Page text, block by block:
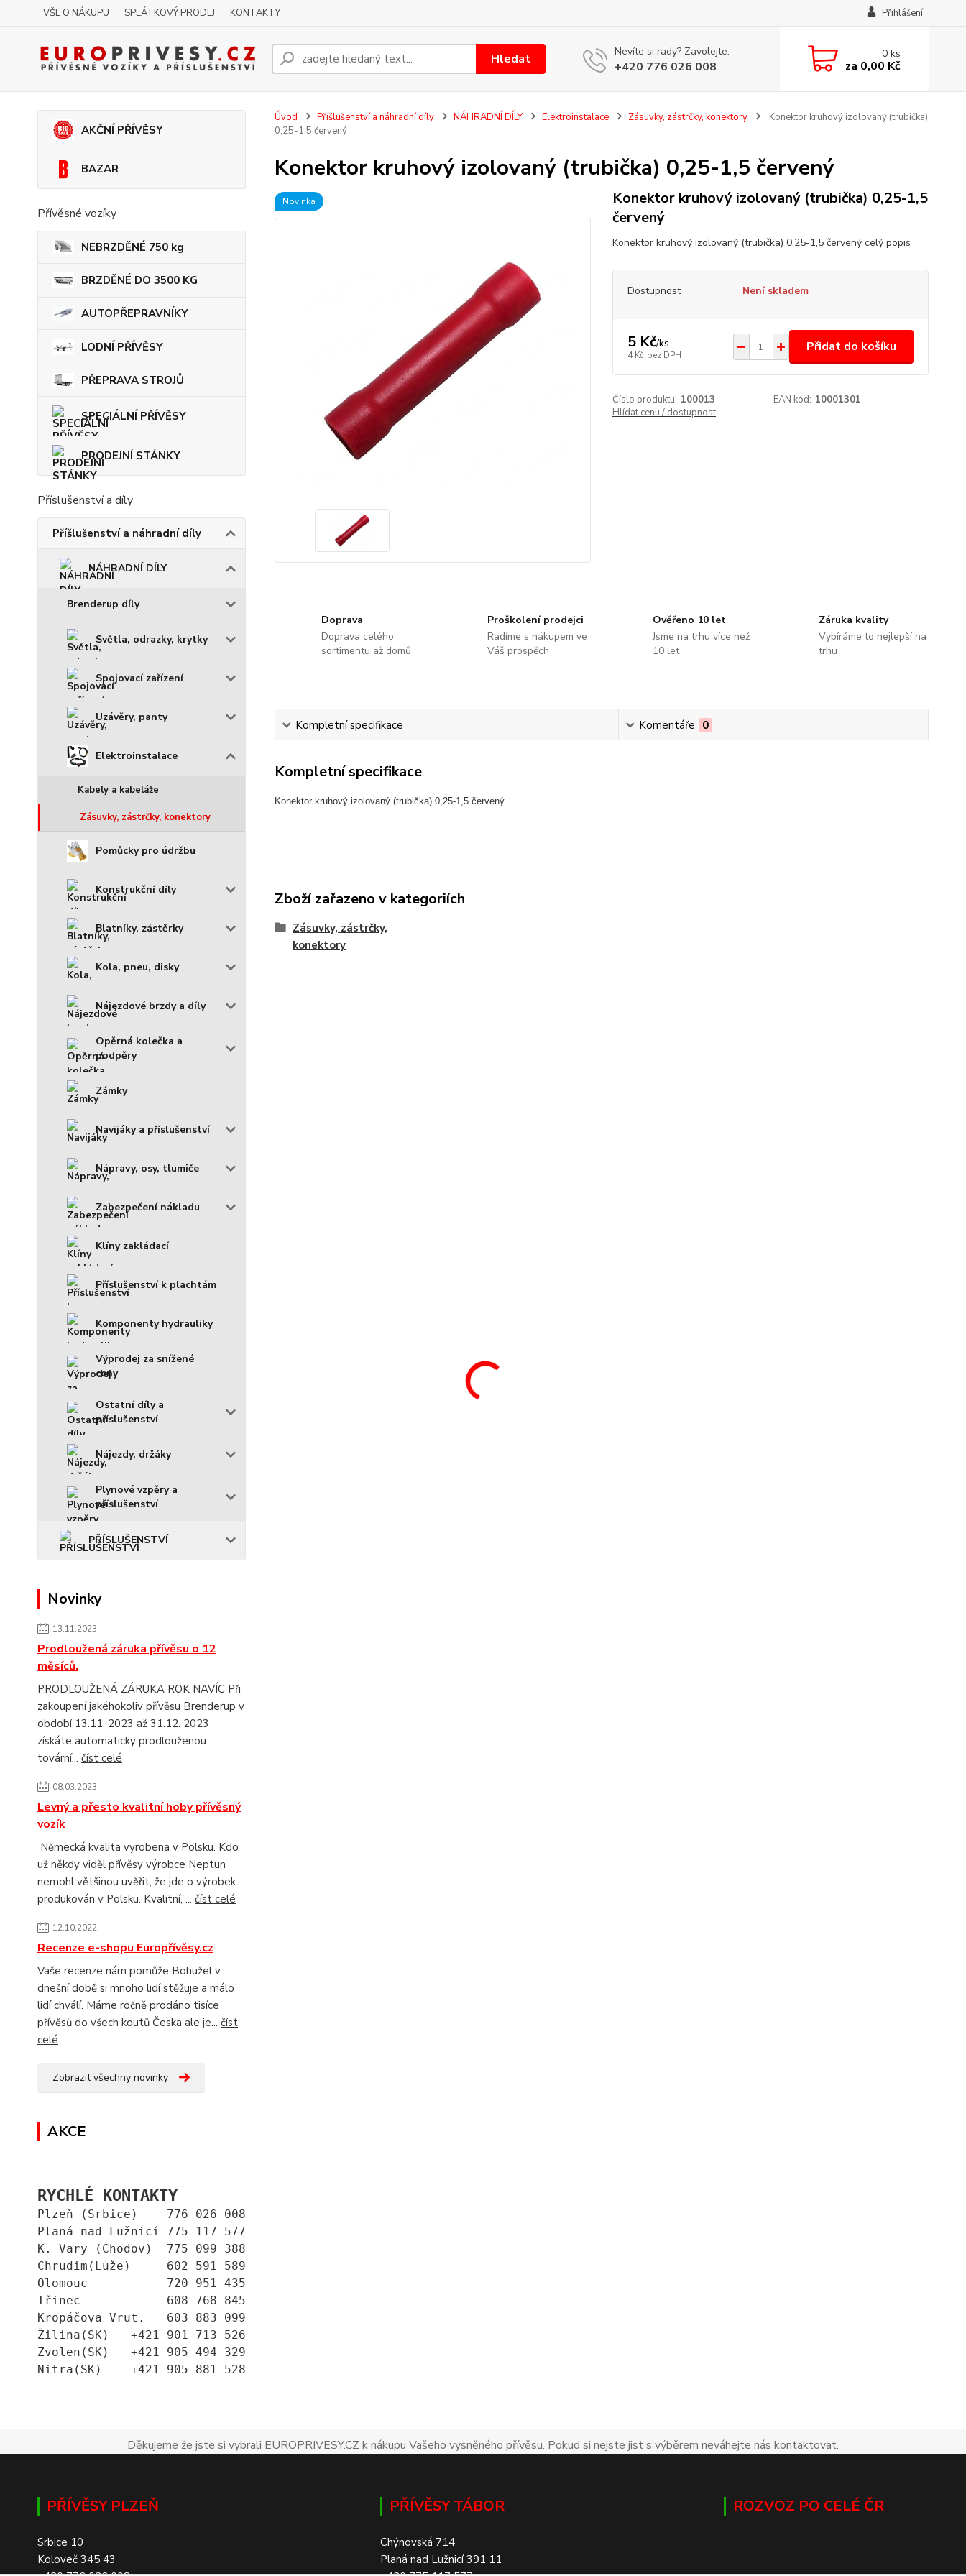
VŠE O NÁKUPU SPLÁTKOVÝ PRODEJ KONTAKTY Přihlášení
Hledat Nevíte si rady? Zavolejte.
+420 776 026 008
0ks
za 0,00 Kč
AKČNÍ PŘÍVĚSY
BAZAR
Přívěsné vozíky
NEBRZDĚNÉ 750 kg
BRZDĚNÉ DO 3500 KG
AUTOPŘEPRAVNÍKY
LODNÍ PŘÍVĚSY
PŘEPRAVA STROJŮ
SPECIÁLNÍ PŘÍVĚSY
PRODEJNÍ STÁNKY
Příslušenství a díly
Příšlušenství a náhradní díly
NÁHRADNÍ DÍLY
Brenderup díly
Světla, odrazky, krytky
Spojovací zařízení
Uzávěry, panty
Elektroinstalace
Kabely a kabeláže
Zásuvky, zástrčky, konektory
Pomůcky pro údržbu
Konstrukční díly
Blatníky, zástěrky
Kola, pneu, disky
Nájezdové brzdy a díly
Opěrná kolečka a
podpěry
Zámky
Navijáky a příslušenství
Nápravy, osy, tlumiče
Zabezpečení nákladu
Klíny zakládací
Příslušenství k plachtám
Komponenty hydrauliky
Výprodej za snížené
ceny
Ostatní díly a
příslušenství
Nájezdy, držáky
Plynové vzpěry a
příslušenství
PŘÍSLUŠENSTVÍ
Novinky
13.11.2023
Prodloužená záruka přívěsu o 12
měsíců.
PRODLOUŽENÁ ZÁRUKA ROK NAVÍC Při
zakoupení jakéhokoliv přívěsu Brenderup v
období 13.11. 2023 až 31.12. 2023
získáte automaticky prodlouženou
tovární... číst celé
08.03.2023
Levný a přesto kvalitní hoby přívěsný
vozík
Německá kvalita vyrobena v Polsku. Kdo
už někdy viděl přívěsy výrobce Neptun
nemohl většinou uvěřit, že jde o výrobek
produkován v Polsku. Kvalitní, ... číst celé
12.10.2022
Recenze e-shopu Europřívěsy.cz
Vaše recenze nám pomůže Bohužel v
dnešní době si mnoho lidí stěžuje a málo
lidí chválí. Máme ročně prodáno tisíce
přívěsů do všech koutů Česka ale je... číst
celé
Zobrazit všechny novinky
AKCE
RYCHLÉ KONTAKTY
Plzeň (Srbice)    776 026 008
Planá nad Lužnicí 775 117 577
K. Vary (Chodov)  775 099 388
Chrudim(Luže)     602 591 589
Olomouc           720 951 435
Třinec            608 768 845
Kropáčova Vrut.   603 883 099
Žilina(SK)   +421 901 713 526
Zvolen(SK)   +421 905 494 329
Nitra(SK)    +421 905 881 528
Úvod Příšlušenství a náhradní díly NÁHRADNÍ DÍLY Elektroinstalace Zásuvky, zástrčky, konektory
Konektor kruhový izolovaný (trubička)
0,25-1,5 červený
Konektor kruhový izolovaný (trubička) 0,25-1,5 červený
Novinka
Konektor kruhový izolovaný (trubička) 0,25-1,5
červený
Konektor kruhový izolovaný (trubička) 0,25-1,5 červený celý popis
Dostupnost Není skladem
5 Kč/ks
4 Kč bez DPH
Přidat do košíku
Číslo produktu: 100013 EAN kód: 10001301
Hlídat cenu / dostupnost
Doprava
Doprava celého
sortimentu až domů
Proškolení prodejci
Radíme s nákupem ve
Váš prospěch
Ověřeno 10 let
Jsme na trhu více než
10 let
Záruka kvality
Vybíráme to nejlepší na
trhu
Kompletní specifikace Komentáře 0
Kompletní specifikace
Konektor kruhový izolovaný (trubička) 0,25-1,5 červený
Zboží zařazeno v kategoriích
Zásuvky, zástrčky,
konektory
Děkujeme že jste si vybrali EUROPRIVESY.CZ k nákupu Vašeho vysněného přívěsu. Pokud si nejste jist s výběrem neváhejte nás kontaktovat.
PŘÍVĚSY PLZEŇ
Srbice 10
Koloveč 345 43
PŘÍVĚSY TÁBOR
Chýnovská 714
Planá nad Lužnicí 391 11
ROZVOZ PO CELÉ ČR